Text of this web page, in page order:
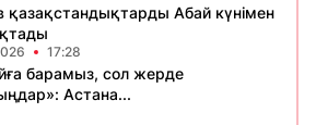
қазақстандықтарды Абай күнімен
17:28
барамыз, сол жерде
Астана...